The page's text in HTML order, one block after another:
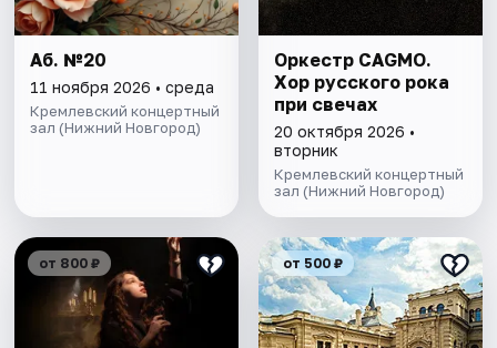
Аб. №20
11 ноября 2026 • среда
Кремлевский концертный
зал (Нижний Новгород)
Оркестр CAGMO.
Хор русского рока
при свечах
20 октября 2026 •
вторник
Кремлевский концертный
зал (Нижний Новгород)
от 800 ₽ от 500 ₽